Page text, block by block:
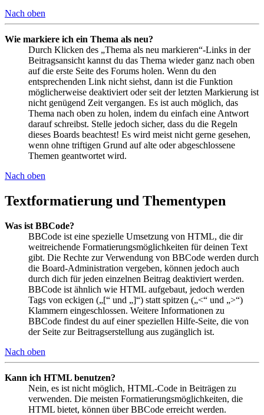
Nach oben
Wie markiere ich ein Thema als neu?
Durch Klicken des „Thema als neu markieren“-Links in der
Beitragsansicht kannst du das Thema wieder ganz nach oben
auf die erste Seite des Forums holen. Wenn du den
entsprechenden Link nicht siehst, dann ist die Funktion
möglicherweise deaktiviert oder seit der letzten Markierung ist
nicht genügend Zeit vergangen. Es ist auch möglich, das
Thema nach oben zu holen, indem du einfach eine Antwort
darauf schreibst. Stelle jedoch sicher, dass du die Regeln
dieses Boards beachtest! Es wird meist nicht gerne gesehen,
wenn ohne triftigen Grund auf alte oder abgeschlossene
Themen geantwortet wird.
Nach oben
Textformatierung und Thementypen
Was ist BBCode?
BBCode ist eine spezielle Umsetzung von HTML, die dir
weitreichende Formatierungsmöglichkeiten für deinen Text
gibt. Die Rechte zur Verwendung von BBCode werden durch
die Board-Administration vergeben, können jedoch auch
durch dich für jeden einzelnen Beitrag deaktiviert werden.
BBCode ist ähnlich wie HTML aufgebaut, jedoch werden
Tags von eckigen („[“ und „]“) statt spitzen („<“ und „>“)
Klammern eingeschlossen. Weitere Informationen zu
BBCode findest du auf einer speziellen Hilfe-Seite, die von
der Seite zur Beitragserstellung aus zugänglich ist.
Nach oben
Kann ich HTML benutzen?
Nein, es ist nicht möglich, HTML-Code in Beiträgen zu
verwenden. Die meisten Formatierungsmöglichkeiten, die
HTML bietet, können über BBCode erreicht werden.